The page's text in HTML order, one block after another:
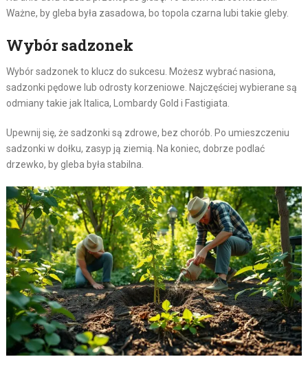
Ważne, by gleba była zasadowa, bo topola czarna lubi takie gleby.
Wybór sadzonek
Wybór sadzonek to klucz do sukcesu. Możesz wybrać nasiona,
sadzonki pędowe lub odrosty korzeniowe. Najczęściej wybierane są
odmiany takie jak Italica, Lombardy Gold i Fastigiata.
Upewnij się, że sadzonki są zdrowe, bez chorób. Po umieszczeniu
sadzonki w dołku, zasyp ją ziemią. Na koniec, dobrze podlać
drzewko, by gleba była stabilna.